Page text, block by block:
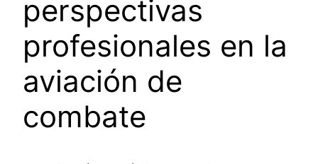
perspectivas
profesionales en la
aviación de
combate